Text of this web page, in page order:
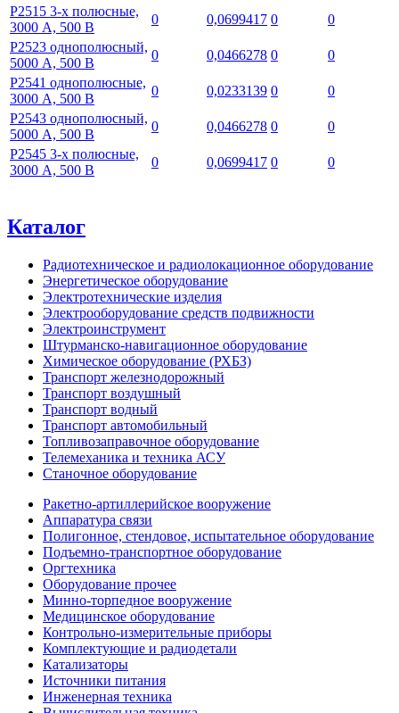
Р2515 3-х полюсные,
3000 А, 500 В
0 0,0699417 0
0
Р2523 однополюсный,
5000 А, 500 В
0 0,0466278 0
0
Р2541 однополюсные,
3000 А, 500 В
0 0,0233139 0
0
Р2543 однополюсный,
5000 А, 500 В
0 0,0466278 0
0
Р2545 3-х полюсные,
3000 А, 500 В
0 0,0699417 0 0
Каталог
Радиотехническое и радиолокационное оборудование
Энергетическое оборудование
Электротехнические изделия
Электрооборудование средств подвижности
Электроинструмент
Штурманско-навигационное оборудование
Химическое оборудование (РХБЗ)
Транспорт железнодорожный
Транспорт воздушный
Транспорт водный
Транспорт автомобильный
Топливозаправочное оборудование
Телемеханика и техника АСУ
Станочное оборудование
Ракетно-артиллерийское вооружение
Аппаратура связи
Полигонное, стендовое, испытательное оборудование
Подъемно-транспортное оборудование
Оргтехника
Оборудование прочее
Минно-торпедное вооружение
Медицинское оборудование
Контрольно-измерительные приборы
Комплектующие и радиодетали
Катализаторы
Источники питания
Инженерная техника